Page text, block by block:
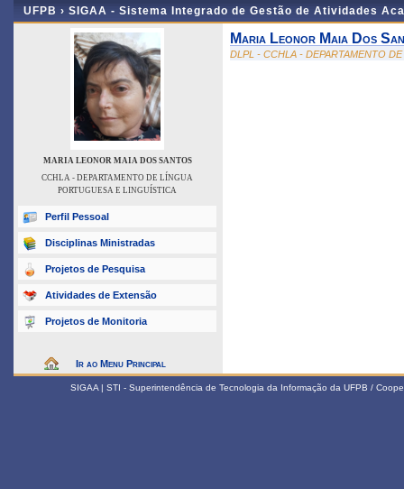
UFPB › SIGAA - Sistema Integrado de Gestão de Atividades
MARIA LEONOR MAIA DOS SANTOS
CCHLA - DEPARTAMENTO DE LÍNGUA
PORTUGUESA E LINGUÍSTICA
Perfil Pessoal
Disciplinas Ministradas
Projetos de Pesquisa
Atividades de Extensão
Projetos de Monitoria
Ir ao Menu Principal
Maria Leonor Maia Dos
DLPL - CCHLA - DEPARTAMENTO
SIGAA | STI - Superintendência de Tecnologia da Informação da UFPB /